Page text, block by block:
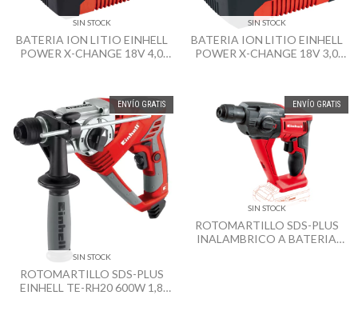
SIN STOCK
BATERIA ION LITIO EINHELL
POWER X-CHANGE 18V 4,0
SIN STOCK
BATERIA ION LITIO EINHELL
POWER X-CHANGE 18V 3,0
ENVÍO GRATIS
SIN STOCK
ROTOMARTILLO SDS-PLUS
EINHELL TE-RH20 600W 1,8
ENVÍO GRATIS
SIN STOCK
ROTOMARTILLO SDS-PLUS
INALAMBRICO A BATERIA